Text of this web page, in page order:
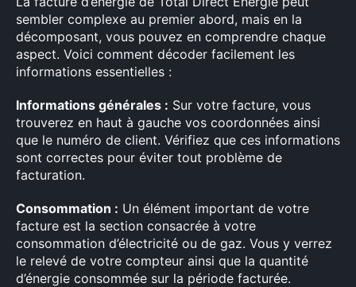
sembler complexe au premier abord, mais en la
décomposant, vous pouvez en comprendre chaque
aspect. Voici comment décoder facilement les
informations essentielles :
Informations générales : Sur votre facture, vous
trouverez en haut à gauche vos coordonnées ainsi
que le numéro de client. Vérifiez que ces informations
sont correctes pour éviter tout problème de
facturation.
Consommation : Un élément important de votre
facture est la section consacrée à votre
consommation d’électricité ou de gaz. Vous y verrez
le relevé de votre compteur ainsi que la quantité
d’énergie consommée sur la période facturée.